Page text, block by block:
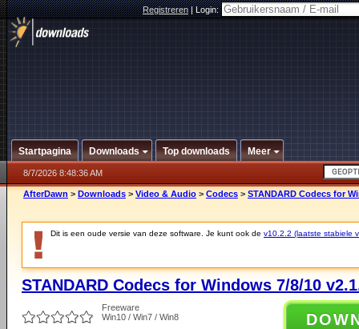
Registreren|Login:
Startpagina Downloads Top downloads Meer
8/7/2026 8:48:36 AM
AfterDawn > Downloads > Video & Audio > Codecs > STANDARD Codecs for
Dit is een oude versie van deze software. Je kunt ook de v10.2.2 (laatste stabiele
STANDARD Codecs for Windows 7/8/10
Freeware
Win10 / Win7 / Win8